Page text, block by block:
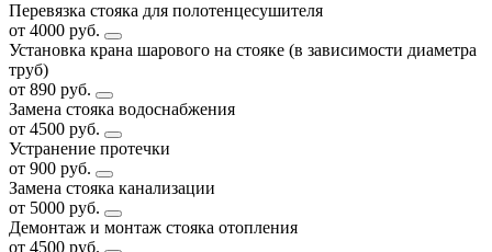
Перевязка стояка для полотенцесушителя
от 4000 руб.
Установка крана шарового на стояке (в зависимости диаметра
труб)
от 890 руб.
Замена стояка водоснабжения
от 4500 руб.
Устранение протечки
от 900 руб.
Замена стояка канализации
от 5000 руб.
Демонтаж и монтаж стояка отопления
от 4500 руб.